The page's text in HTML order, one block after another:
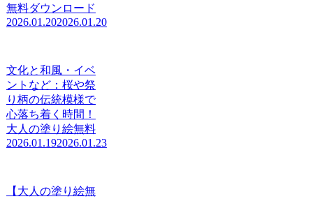
無料ダウンロード
2026.01.202026.01.20
文化と和風・イベ
ントなど：桜や祭
り柄の伝統模様で
心落ち着く時間！
大人の塗り絵無料
2026.01.192026.01.23
【大人の塗り絵無